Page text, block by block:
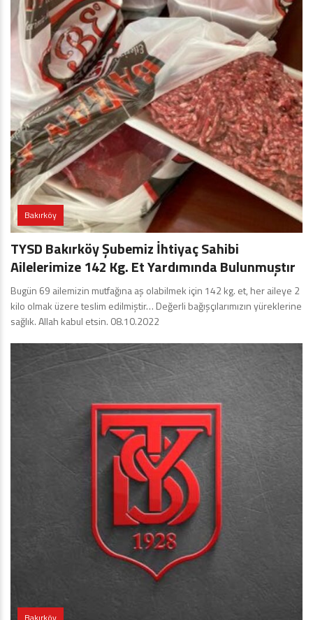
Bakırköy
TYSD Bakırköy Şubemiz İhtiyaç Sahibi
Ailelerimize 142 Kg. Et Yardımında Bulunmuştır
Bugün 69 ailemizin mutfağına aş olabilmek için 142 kg. et, her aileye 2
kilo olmak üzere teslim edilmiştir… Değerli bağışçılarımızın yüreklerine
sağlık. Allah kabul etsin. 08.10.2022